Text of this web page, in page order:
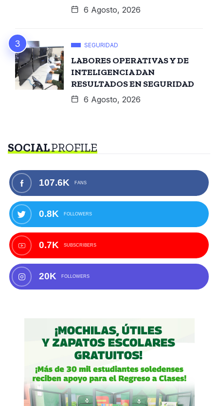
6 Agosto, 2026
SEGURIDAD
LABORES OPERATIVAS Y DE
INTELIGENCIA DAN
RESULTADOS EN SEGURIDAD
6 Agosto, 2026
SOCIALPROFILE
107.6K FANS
0.8K FOLLOWERS
0.7K SUBSCRIBERS
20K FOLLOWERS